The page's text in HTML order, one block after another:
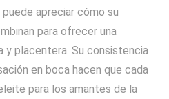
apreciar cómo su
para ofrecer una
y placentera. Su consistencia
en boca hacen que cada
para los amantes de la